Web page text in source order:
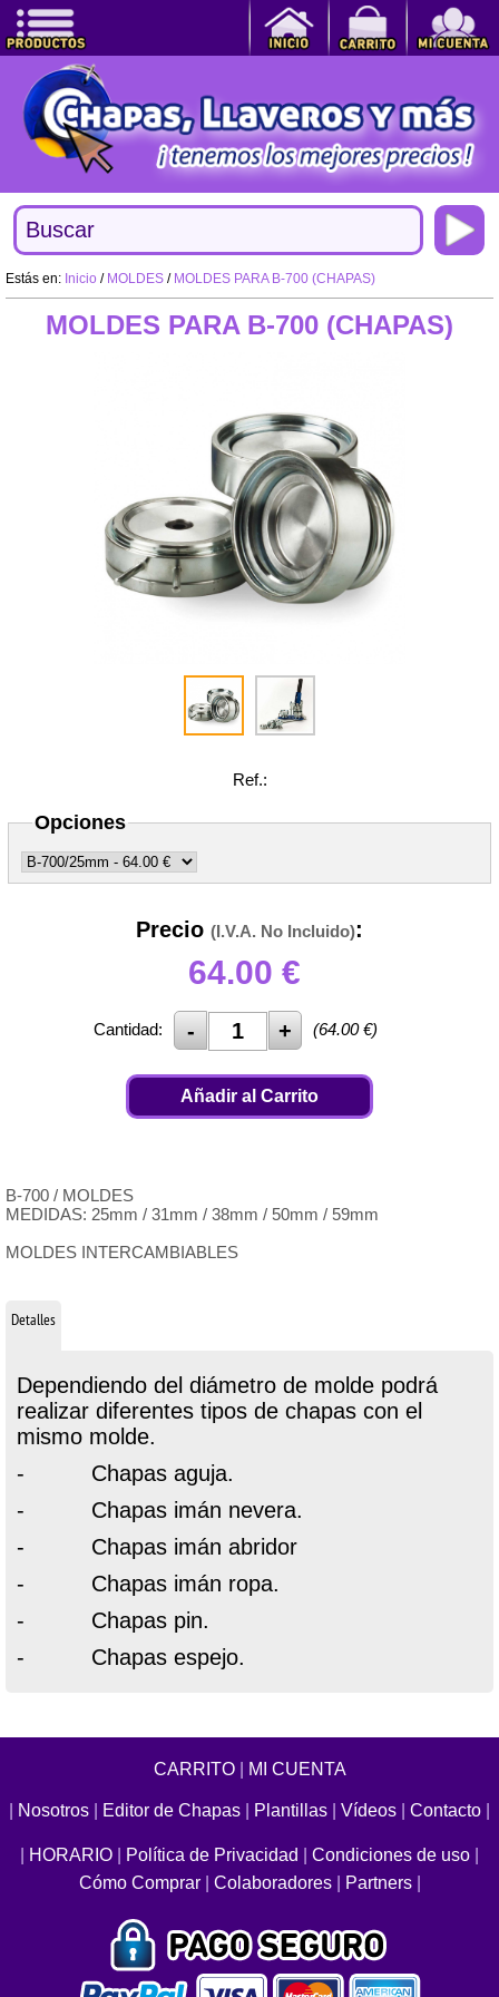
Estás en: Inicio / MOLDES / MOLDES PARA B-700 (CHAPAS)
MOLDES PARA B-700 (CHAPAS)
Ref.:
Opciones
Precio (I.V.A. No Incluido):
64.00 €
Cantidad: (64.00€)
Añadir al Carrito
B-700 / MOLDES
MEDIDAS: 25mm / 31mm / 38mm / 50mm / 59mm
MOLDES INTERCAMBIABLES
Detalles
Dependiendo del diámetro de molde podrá
realizar diferentes tipos de chapas con el
mismo molde.
- Chapas aguja.
- Chapas imán nevera.
- Chapas imán abridor
- Chapas imán ropa.
- Chapas pin.
- Chapas espejo.
CARRITO| MI CUENTA
Nosotros Editor de Chapas Plantillas Vídeos Contacto
HORARIO Política de Privacidad Condiciones de uso
Cómo Comprar
Colaboradores Partners